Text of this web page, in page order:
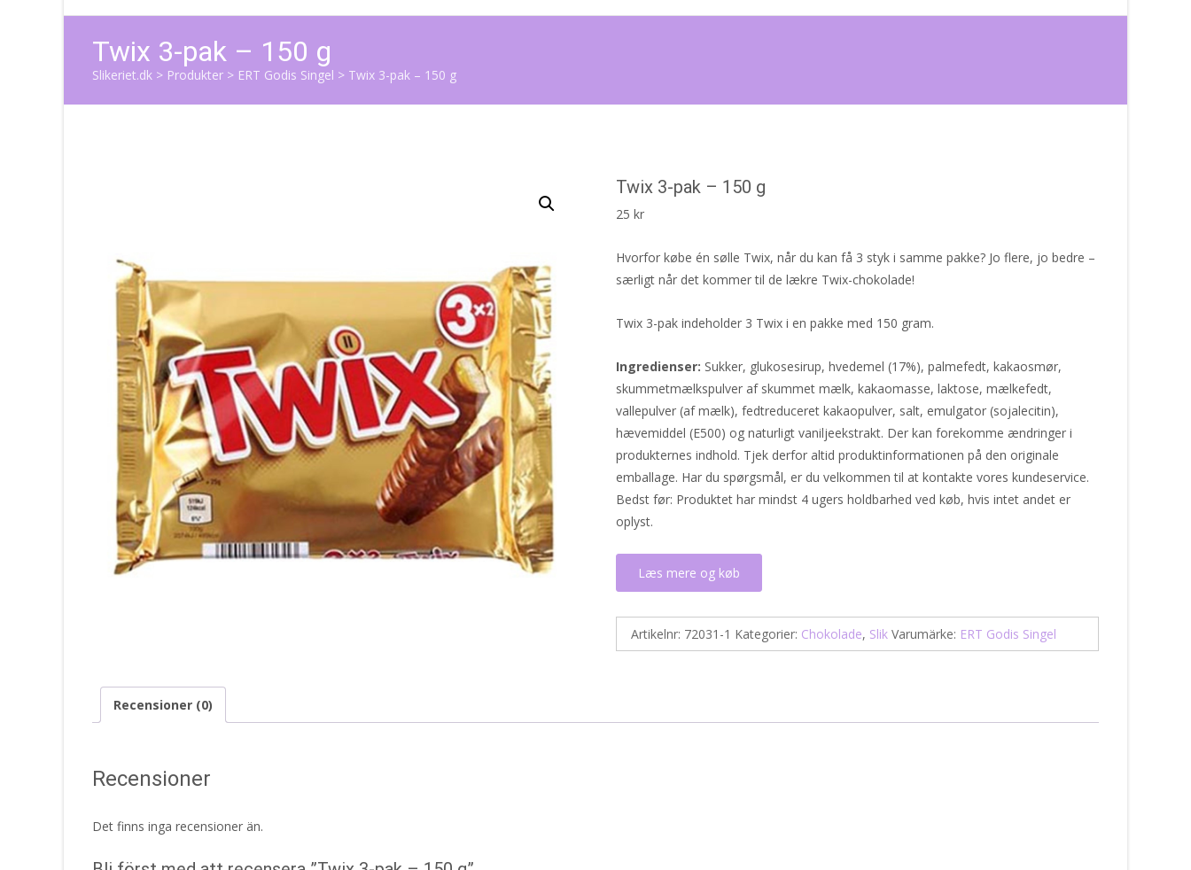
Twix 3-pak – 150 g
Slikeriet.dk > Produkter > ERT Godis Singel > Twix 3-pak – 150 g
Twix 3-pak – 150 g
25 kr
Hvorfor købe én sølle Twix, når du kan få 3 styk i samme pakke? Jo flere, jo bedre –
særligt når det kommer til de lækre Twix-chokolade!
Twix 3-pak indeholder 3 Twix i en pakke med 150 gram.
Ingredienser: Sukker, glukosesirup, hvedemel (17%), palmefedt, kakaosmør,
skummetmælkspulver af skummet mælk, kakaomasse, laktose, mælkefedt,
vallepulver (af mælk), fedtreduceret kakaopulver, salt, emulgator (sojalecitin),
hævemiddel (E500) og naturligt vaniljeekstrakt. Der kan forekomme ændringer i
produkternes indhold. Tjek derfor altid produktinformationen på den originale
emballage. Har du spørgsmål, er du velkommen til at kontakte vores kundeservice.
Bedst før: Produktet har mindst 4 ugers holdbarhed ved køb, hvis intet andet er
oplyst.
Læs mere og køb
Artikelnr: 72031-1 Kategorier: Chokolade, Slik Varumärke: ERT Godis Singel
Recensioner (0)
Recensioner
Det finns inga recensioner än.